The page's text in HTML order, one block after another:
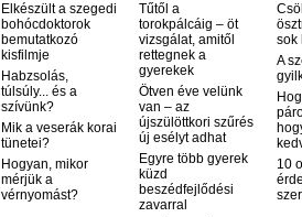
Elkészült a szegedi
bohócdoktorok
bemutatkozó
kisfilmje
Habzsolás,
túlsúly... és a
szívünk?
Mik a veserák korai
tünetei?
Hogyan, mikor
mérjük a
vérnyomást?
Tűtől a
torokpálcáig – öt
vizsgálat, amitől
rettegnek a
gyerekek
Ötven éve velünk
van – az
újszülöttkori szűrés
új esélyt adhat
Egyre több gyerek
küzd
beszédfejlődési
zavarral
sok
A
10